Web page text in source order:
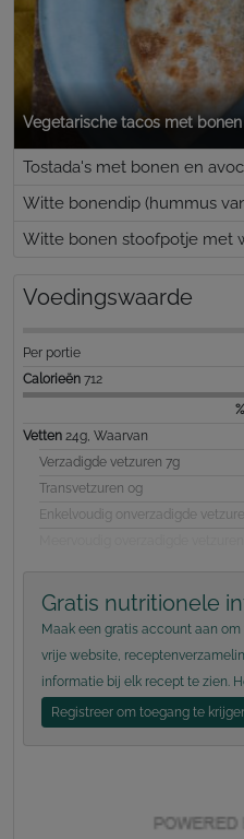
Vegetarische tacos met bonen
Tostada's met bonen en
Witte bonendip (hummus
Witte bonen stoofpotje met
Voedingswaarde
Per portie
Calorieën 712
Vetten 24g, Waarvan
Verzadigde vetzuren 7g
Transvetzuren 0g
Enkelvoudig onverzadigde
Gratis nutritionele
Maak een gratis account aan
vrije website,
informatie bij elk recept te zien.
Registreer om toegang te